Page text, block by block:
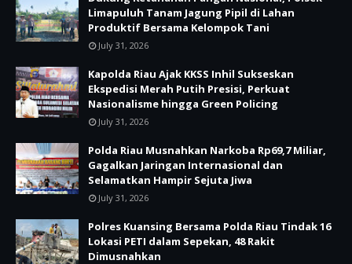
Limapuluh Tanam Jagung Pipil di Lahan
Produktif Bersama Kelompok Tani
July 31, 2026
Kapolda Riau Ajak KKSS Inhil Sukseskan
Ekspedisi Merah Putih Presisi, Perkuat
Nasionalisme hingga Green Policing
July 31, 2026
Polda Riau Musnahkan Narkoba Rp69,7 Miliar,
Gagalkan Jaringan Internasional dan
Selamatkan Hampir Sejuta Jiwa
July 31, 2026
Polres Kuansing Bersama Polda Riau Tindak 16
Lokasi PETI dalam Sepekan, 48 Rakit
Dimusnahkan